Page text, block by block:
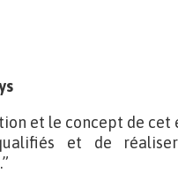
et le concept de
et de